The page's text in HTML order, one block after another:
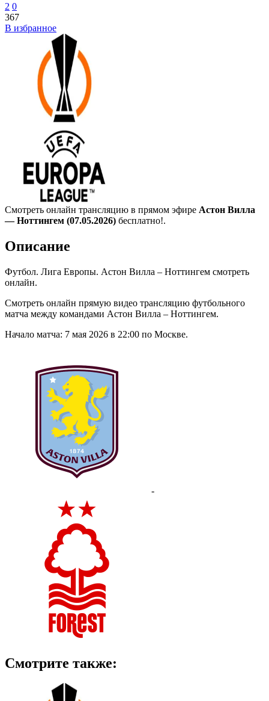
2 0
367
В избранное
Смотреть онлайн трансляцию в прямом эфире Астон Вилла
— Ноттингем (07.05.2026) бесплатно!.
Описание
Футбол. Лига Европы. Астон Вилла – Ноттингем смотреть
онлайн.
Смотреть онлайн прямую видео трансляцию футбольного
матча между командами Астон Вилла – Ноттингем.
Начало матча: 7 мая 2026 в 22:00 по Москве.
-
Смотрите также: